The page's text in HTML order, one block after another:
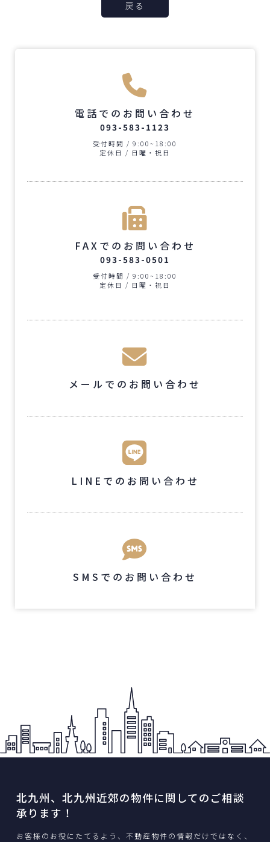
戻る
電話でのお問い合わせ
093-583-1123
受付時間 / 9:00~18:00
定休日 / 日曜・祝日
FAXでのお問い合わせ
093-583-0501
受付時間 / 9:00~18:00
定休日 / 日曜・祝日
メールでのお問い合わせ
LINEでのお問い合わせ
SMSでのお問い合わせ
北九州、北九州近郊の物件に関してのご相談
承ります！
お客様のお役にたてるよう、不動産物件の情報だけではなく、